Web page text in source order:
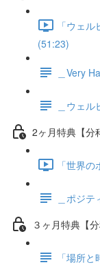
「ウェ
(51:23)
＿Very
＿ウェ
2ヶ月特典【
「世界
＿ポジ
３ヶ月特典【
「場所